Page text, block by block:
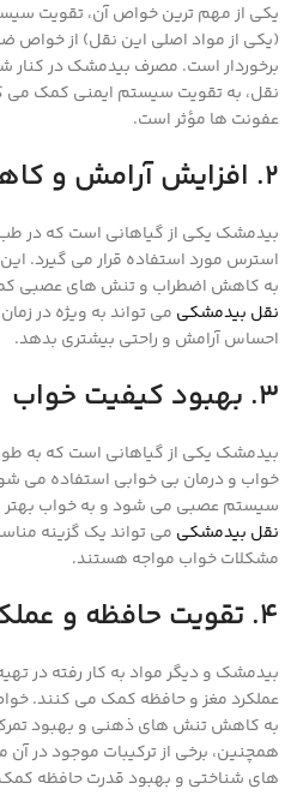
یکی از مهم ترین خواص آن، تقویت
(یکی از مواد اصلی این نقل) از خواص
برخوردار است. مصرف بیدمشک در کنار
نقل، به تقویت سیستم ایمنی کمک می
عفونت ها مؤثر است.
2. افزایش آرامش و کاهش استرس
بیدمشک یکی از گیاهانی است که در
استرس مورد استفاده قرار می گیرد.
به کاهش اضطراب و تنش های عصبی
نقل بیدمشکی می تواند به ویژه در
احساس آرامش و راحتی بیشتری بدهد.
3. بهبود کیفیت خواب
بیدمشک یکی از گیاهانی است که به
خواب و درمان بی خوابی استفاده می
سیستم عصبی می شود و به خواب بهتر
نقل بیدمشکی می تواند یک گزینه
مشکلات خواب مواجه هستند.
4. تقویت حافظه و عملکرد مغز
بیدمشک و دیگر مواد به کار رفته در
عملکرد مغز و حافظه کمک می کنند.
به کاهش تنش های ذهنی و بهبود
همچنین، برخی از ترکیبات موجود در
های شناختی و بهبود قدرت حافظه